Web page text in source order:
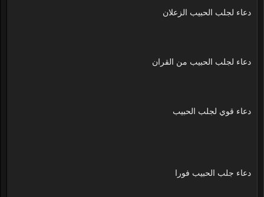
دعاء لجلب الحبيب الزعلان
دعاء لجلب الحبيب من القران
دعاء قوي لجلب الحبيب
دعاء جلب الحبيب فورا